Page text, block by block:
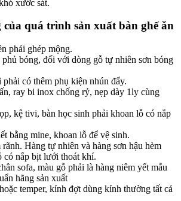
xước sát.
của quá trình sản xuất bàn ghế ăn
phải ghép mộng.
phủ bóng, đối với dòng gỗ tự nhiên sơn bóng
có thêm phụ kiện nhún đẩy.
ray bi inox chống rỷ, nẹp dày 1ly cùng
kệ tivi, bàn học sinh phải khoan lỗ có nắp
bằng mine, khoan lỗ để vệ sinh.
rãnh. Hàng tự nhiên và hàng sơn hậu hèm
có nắp bịt lưới thoát khí.
sofa, màu gỗ phải là hàng niêm yết mẫu
hãng sản xuất
temper, kính đợt dùng kính thường tất cả